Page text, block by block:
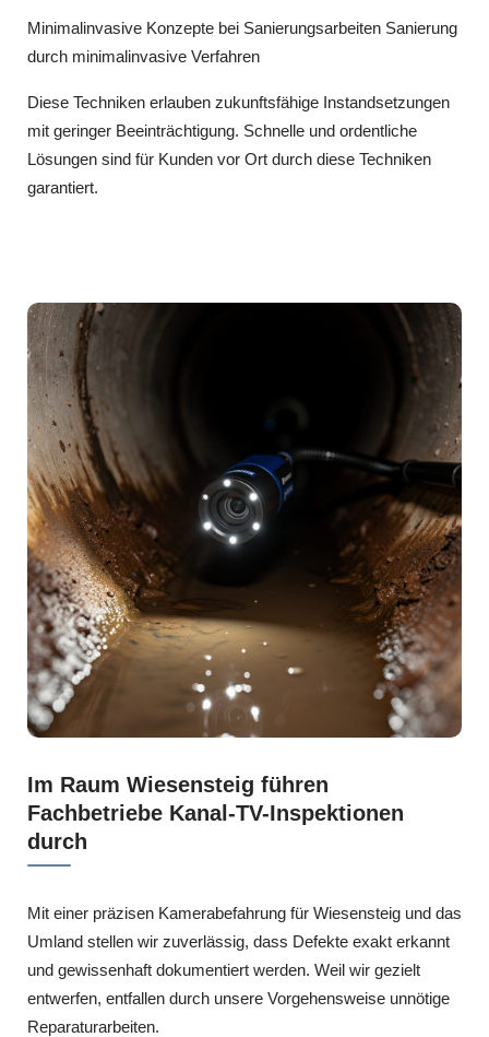
Minimalinvasive Konzepte bei Sanierungsarbeiten Sanierung
durch minimalinvasive Verfahren
Diese Techniken erlauben zukunftsfähige Instandsetzungen
mit geringer Beeinträchtigung. Schnelle und ordentliche
Lösungen sind für Kunden vor Ort durch diese Techniken
garantiert.
Im Raum Wiesensteig führen
Fachbetriebe Kanal-TV-Inspektionen
durch
Mit einer präzisen Kamerabefahrung für Wiesensteig und das
Umland stellen wir zuverlässig, dass Defekte exakt erkannt
und gewissenhaft dokumentiert werden. Weil wir gezielt
entwerfen, entfallen durch unsere Vorgehensweise unnötige
Reparaturarbeiten.